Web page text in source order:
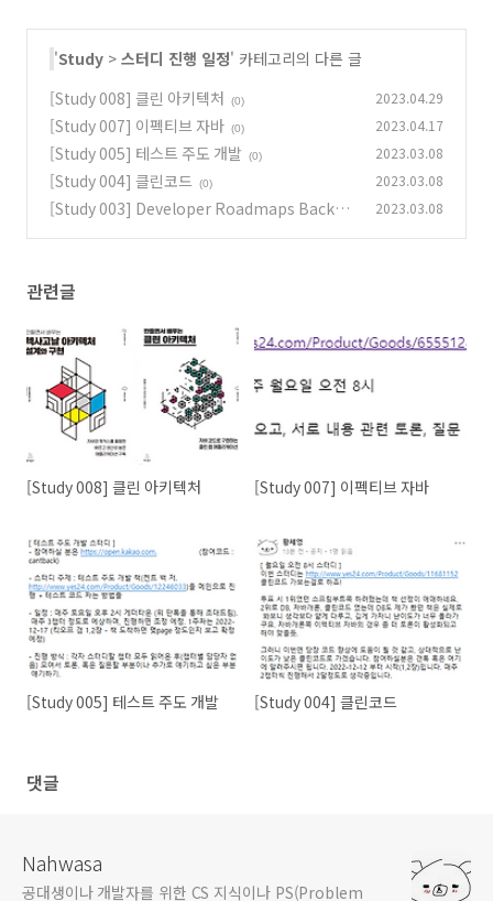
'Study > 스터디 진행 일정' 카테고리의 다른 글
[Study 008] 클린 아키텍처
(0) 2023.04.29
[Study 007] 이펙티브 자바 (0) 2023.04.17
[Study 005] 테스트 주도 개발 (0) 2023.03.08
[Study 004] 클린코드 (0) 2023.03.08
[Study 003] Developer Roadmaps Backen
2023.03.08
관련글
[Study 008] 클린 아키텍처 [Study 007] 이펙티브 자바
[Study 005] 테스트 주도 개발 [Study 004] 클린코드
댓글
Nahwasa
공대생이나 개발자를 위한 CS 지식이나 PS(Problem